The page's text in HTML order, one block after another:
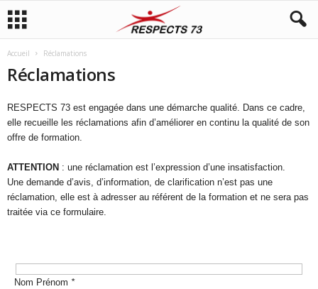
Accueil Réclamations
Réclamations
RESPECTS 73 est engagée dans une démarche qualité. Dans ce cadre,
elle recueille les réclamations afin d’améliorer en continu la qualité de son
offre de formation.
ATTENTION : une réclamation est l’expression d’une insatisfaction.
Une demande d’avis, d’information, de clarification n’est pas une
réclamation, elle est à adresser au référent de la formation et ne sera pas
traitée via ce formulaire.
Nom Prénom *